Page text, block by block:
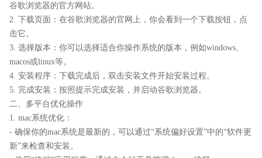
谷歌浏览器的官方网站。
2. 下载页面：在谷歌浏览器的官网上，你会看到一个下载按钮，点
击它。
3. 选择版本：你可以选择适合你操作系统的版本，例如windows、
macos或linux等。
4. 安装程序：下载完成后，双击安装文件开始安装过程。
5. 完成安装：按照提示完成安装，并启动谷歌浏览器。
二、多平台优化操作
1. mac系统优化：
- 确保你的mac系统是最新的，可以通过“系统偏好设置”中的“软件更
新”来检查和安装。